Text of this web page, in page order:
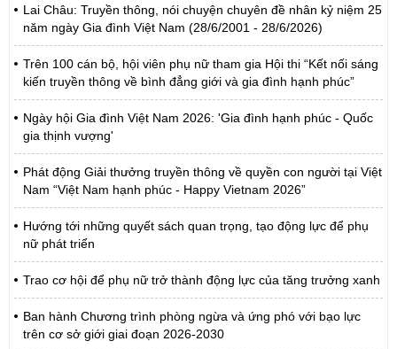
Lai Châu: Truyền thông, nói chuyện chuyên đề nhân kỷ niệm 25
năm ngày Gia đình Việt Nam (28/6/2001 - 28/6/2026)
Trên 100 cán bộ, hội viên phụ nữ tham gia Hội thi “Kết nối sáng
kiến truyền thông về bình đẳng giới và gia đình hạnh phúc”
Ngày hội Gia đình Việt Nam 2026: 'Gia đình hạnh phúc - Quốc
gia thịnh vượng'
Phát động Giải thưởng truyền thông về quyền con người tại Việt
Nam “Việt Nam hạnh phúc - Happy Vietnam 2026”
Hướng tới những quyết sách quan trọng, tạo động lực để phụ
nữ phát triển
Trao cơ hội để phụ nữ trở thành động lực của tăng trưởng xanh
Ban hành Chương trình phòng ngừa và ứng phó với bạo lực
trên cơ sở giới giai đoạn 2026-2030